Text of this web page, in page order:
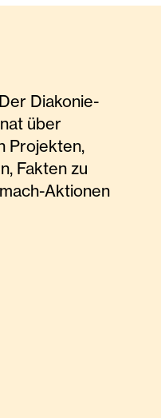
Diakonie-
über
Projekten,
Fakten zu
Aktionen